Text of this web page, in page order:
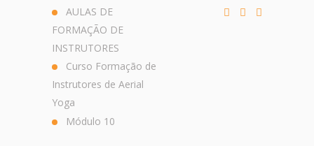
AULAS DE
FORMAÇÃO DE
INSTRUTORES
Curso Formação de
Instrutores de Aerial
Yoga
Módulo 10